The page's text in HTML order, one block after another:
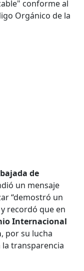
conforme al
Orgánico de la
de
un mensaje
“demostró un
recordó que en
Internacional
, por su lucha
transparencia